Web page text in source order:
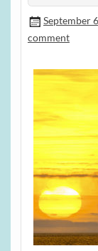
September
comment